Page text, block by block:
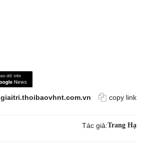
giaitri.thoibaovhnt.com.vn copy link
Tác giả:Trang Hạ